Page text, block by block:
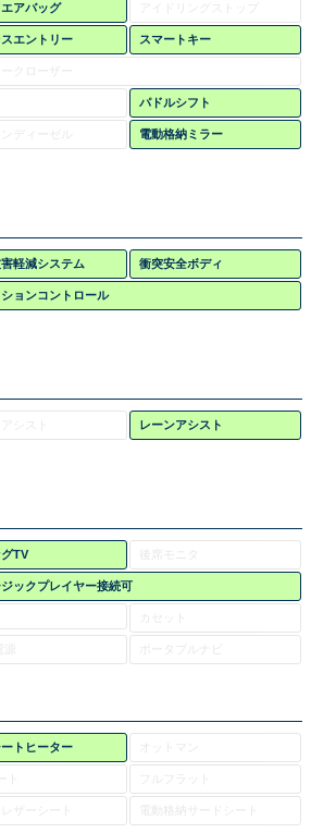
アバッグ
エントリー スマートキー
パドルシフト
電動格納ミラー
軽減システム 衝突安全ボディ
ションコントロール
レーンアシスト
TV 後席モニタ
ジックプレイヤー接続可
ポータブルナビ
トヒーター オットマン
ト フルフラット
電動格納サードシート